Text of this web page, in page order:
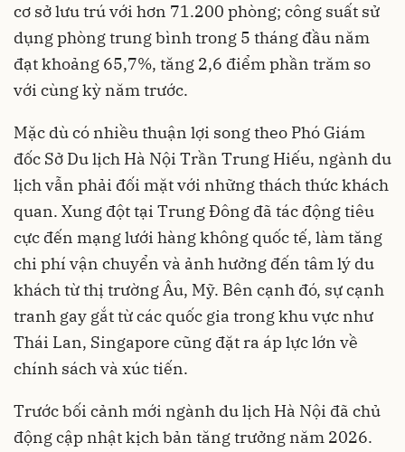
cơ sở lưu trú với hơn 71.200 phòng; công suất sử
dụng phòng trung bình trong 5 tháng đầu năm
đạt khoảng 65,7%, tăng 2,6 điểm phần trăm so
với cùng kỳ năm trước.
Mặc dù có nhiều thuận lợi song theo Phó Giám
đốc Sở Du lịch Hà Nội Trần Trung Hiếu, ngành du
lịch vẫn phải đối mặt với những thách thức khách
quan. Xung đột tại Trung Đông đã tác động tiêu
cực đến mạng lưới hàng không quốc tế, làm tăng
chi phí vận chuyển và ảnh hưởng đến tâm lý du
khách từ thị trường Âu, Mỹ. Bên cạnh đó, sự cạnh
tranh gay gắt từ các quốc gia trong khu vực như
Thái Lan, Singapore cũng đặt ra áp lực lớn về
chính sách và xúc tiến.
Trước bối cảnh mới ngành du lịch Hà Nội đã chủ
động cập nhật kịch bản tăng trưởng năm 2026.